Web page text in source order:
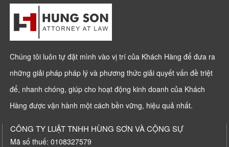
Chúng tôi luôn tự đặt mình vào vị trí của Khách Hàng để đưa ra
những giải pháp pháp lý và phương thức giải quyết vấn đề triệt
để, nhanh chóng, giúp cho hoạt động kinh doanh của Khách
Hàng được vận hành một cách bền vững, hiệu quả nhất.
CÔNG TY LUẬT TNHH HÙNG SƠN VÀ CỘNG SỰ
Mã số thuế: 0108327579